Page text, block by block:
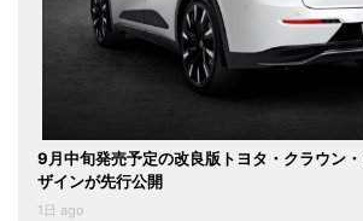
9月中旬発売予定の改良版トヨタ・クラウン
ザインが先行公開
1日 ago